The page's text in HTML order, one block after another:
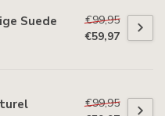
Suede
€99,95
€59,97
€99,95